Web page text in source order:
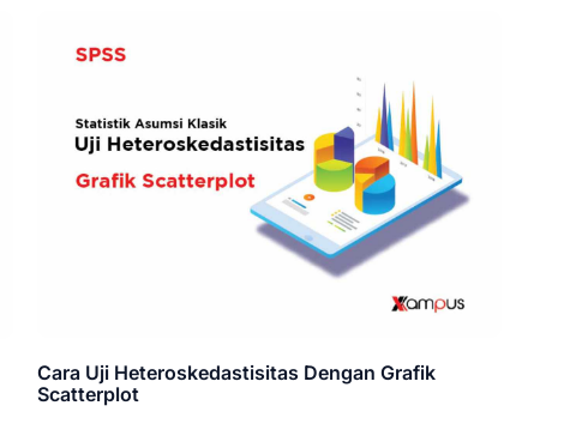
Cara Uji Heteroskedastisitas Dengan Grafik
Scatterplot